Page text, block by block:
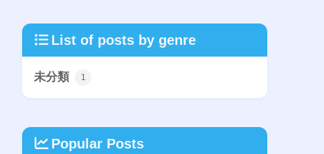
List of posts by genre
未分類 1
Popular Posts